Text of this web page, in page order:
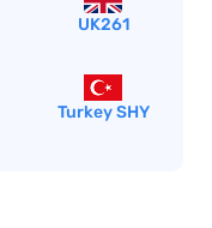
UK261
Turkey SHY